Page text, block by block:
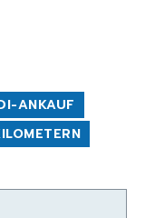
ANKAUF